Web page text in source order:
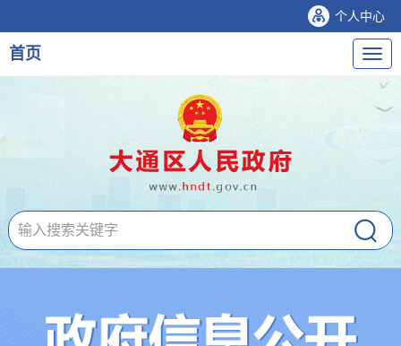
个人中心
导
航
首页